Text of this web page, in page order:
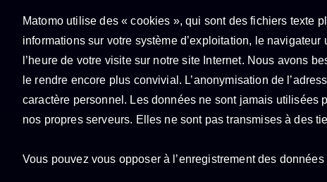
Matomo utilise des « cookies », qui sont des fichiers texte
informations sur votre système d’exploitation, le
l’heure de votre visite sur notre site Internet. Nous avons
le rendre encore plus convivial. L’anonymisation de
caractère personnel. Les données ne sont jamais utilisées
nos propres serveurs. Elles ne sont pas transmises à des
Vous pouvez vous opposer à l’enregistrement des